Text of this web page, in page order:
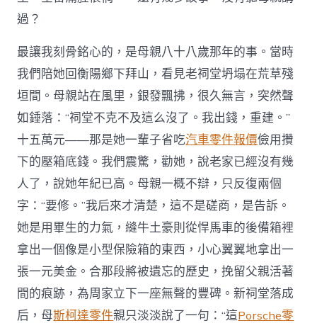
過？
最讓我刻骨銘心的，是母親八十八歲那年的事。當時
我們陪她回衡陽鄉下拜山，看見老祠堂坍塌在荒草殘
垣間。母親站在風里，銀發飄拂，很久無言，突然聲
如錘落：“祠堂不克不及這么沒了。我出錢，重建。”
十五萬元——那是她一輩子省吃汽車零件報價儉用攢
下的壓箱底錢。我們震驚，勸她，說老家已經沒有幾
人了，說她年紀已高。母親一概不辯，只反復兩個
字：“要修。”我后來才清楚，這不是磋商，是告訴。
她是用畢生的力氣，縫牛土豪則從悍馬車的後備箱裡
拿出一個像是小型保險箱的東西，小心翼翼地拿出一
張一元美金。合那段將被遺忘的歷史，挽留父親活著
間的痕跡，為周家立下一座無聲的豐碑。新祠堂落成
后，母斯柯達零件親只淡淡說了一句：“這Porsche零